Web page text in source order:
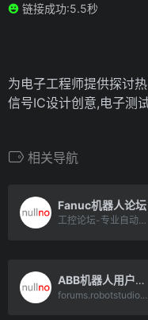
链接成功:5.5秒
为电子工程师提供探讨
信号IC设计创意,电子测
相关导航
Fanuc机器人论坛
工控论坛-专业自动化论坛-中国工控网论坛
ABB机器人用户论坛